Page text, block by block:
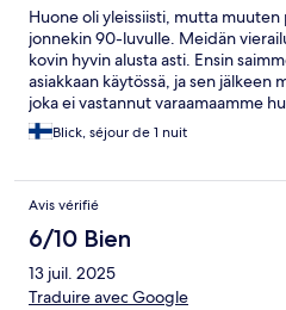
Huone oli yleissiisti, mutta
jonnekin 90-luvulle. Meidän
kovin hyvin alusta asti. Ensin
asiakkaan käytössä, ja sen
joka ei vastannut varaamaamme
vetäneet kunnolla ja huoneessa oli
tunnelmaa. Hinta oli edullinen ja
Blick, séjour de 1 nuit
Avis vérifié
6/10 Bien
13 juil. 2025
Traduire avec Google